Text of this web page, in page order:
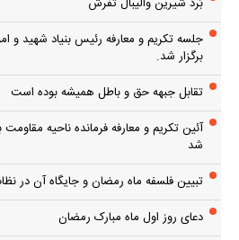
جلسه تکریم و معارفه رئیس بنیاد شهید و
برگزار شد.
تقابل جبهه حق و باطل همیشه بوده است
آئین تکریم و معارفه فرمانده ناحیه
شد
تبیین فلسفه ماه رمضان و جایگاه آن در
دعای روز اول ماه مبارک رمضان